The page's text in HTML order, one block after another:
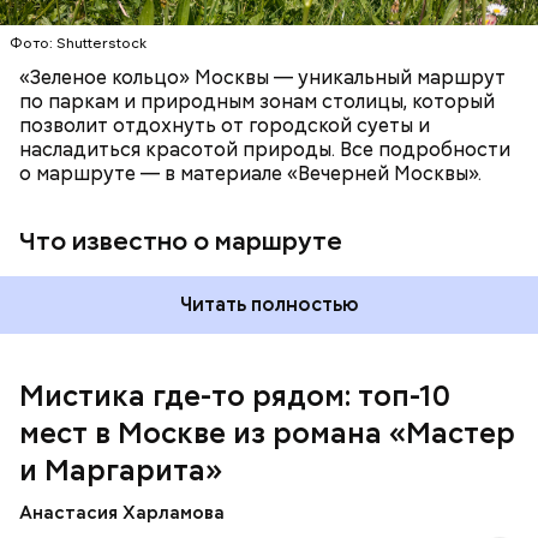
Фото: Shutterstock
«Зеленое кольцо» Москвы — уникальный маршрут
по паркам и природным зонам столицы, который
позволит отдохнуть от городской суеты и
насладиться красотой природы. Все подробности
о маршруте — в материале «Вечерней Москвы».
Что известно о маршруте
Читать полностью
Мистика где-то рядом: топ-10
мест в Москве из романа «Мастер
и Маргарита»
Анастасия Харламова
На данный момент квартира на Большой Садовой
стала Музеем Булгакова. В ней воссоздана
атмосфера жизни и быта начала ХХ века с большим
количеством вещей, которые имеют отношение к
роману.
Патриаршие пруды